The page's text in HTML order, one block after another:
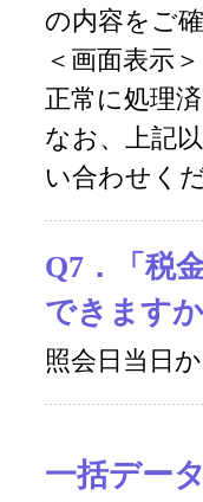
の内容をご
＜画面表示＞
正常に処理
なお、上記
い合わせく
Q7．「税
できます
照会日当日
一括デー